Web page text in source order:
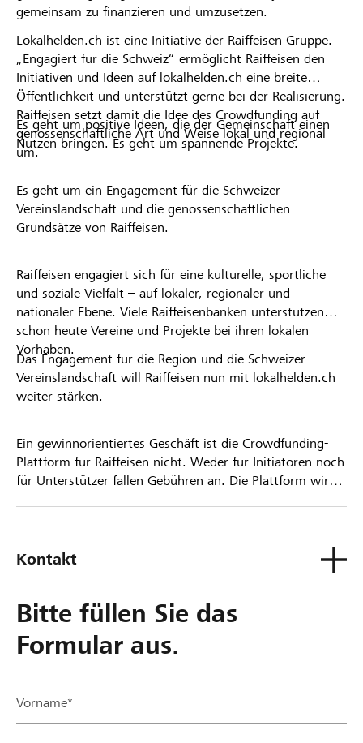
gemeinsam zu finanzieren und umzusetzen.
Lokalhelden.ch ist eine Initiative der Raiffeisen Gruppe.
„Engagiert für die Schweiz“ ermöglicht Raiffeisen den
Initiativen und Ideen auf lokalhelden.ch eine breite
Öffentlichkeit und unterstützt gerne bei der Realisierung.
Raiffeisen setzt damit die Idee des Crowdfunding auf
genossenschaftliche Art und Weise lokal und regional
um.
Es geht um positive Ideen, die der Gemeinschaft einen
Nutzen bringen. Es geht um spannende Projekte.
Es geht um ein Engagement für die Schweizer
Vereinslandschaft und die genossenschaftlichen
Grundsätze von Raiffeisen.
Raiffeisen engagiert sich für eine kulturelle, sportliche
und soziale Vielfalt – auf lokaler, regionaler und
nationaler Ebene. Viele Raiffeisenbanken unterstützen
schon heute Vereine und Projekte bei ihren lokalen
Vorhaben.
Das Engagement für die Region und die Schweizer
Vereinslandschaft will Raiffeisen nun mit lokalhelden.ch
weiter stärken.
Ein gewinnorientiertes Geschäft ist die Crowdfunding-
Plattform für Raiffeisen nicht. Weder für Initiatoren noch
für Unterstützer fallen Gebühren an. Die Plattform wird
Kontakt
Bitte füllen Sie das
Formular aus.
Vorname*